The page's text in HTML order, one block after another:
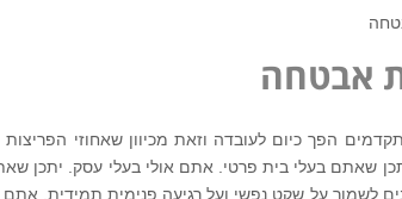
אבטחה
הפך כיום לעובדה וזאת מכיוון שאחוזי
שאתם בעלי בית פרטי. אתם אולי בעלי עסק. יתכן
לשמור על שקט נפשי ועל רגיעה פנימית תמידית,